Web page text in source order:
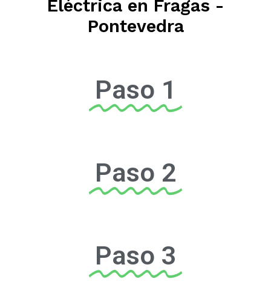
Eléctrica en Fragas -
Pontevedra
Paso 1
Paso 2
Paso 3